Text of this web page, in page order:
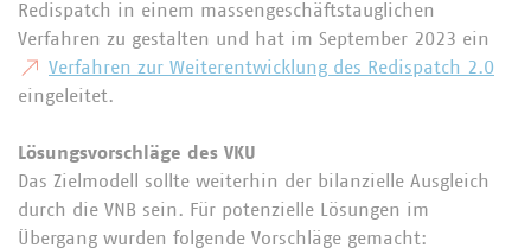
Redispatch in einem massengeschäftstauglichen
Verfahren zu gestalten und hat im September 2023 ein
Verfahren zur Weiterentwicklung des Redispatch 2.0
eingeleitet.
Lösungsvorschläge des VKU
Das Zielmodell sollte weiterhin der bilanzielle Ausgleich
durch die VNB sein. Für potenzielle Lösungen im
Übergang wurden folgende Vorschläge gemacht: